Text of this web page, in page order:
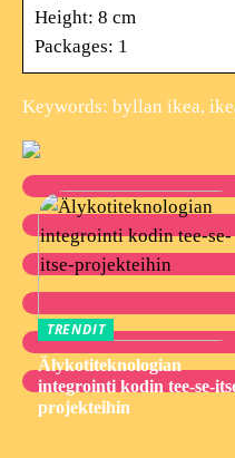
Height: 8 cm
Packages: 1
Keywords: byllan ikea,
TRENDIT
Älykotiteknologian
integrointi kodin tee-se-
projekteihin